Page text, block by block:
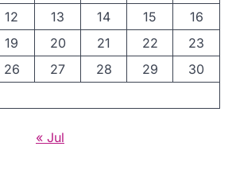
12 13 14 15
16
19 20 21 22
23
26 27 28 29
30
« Jul